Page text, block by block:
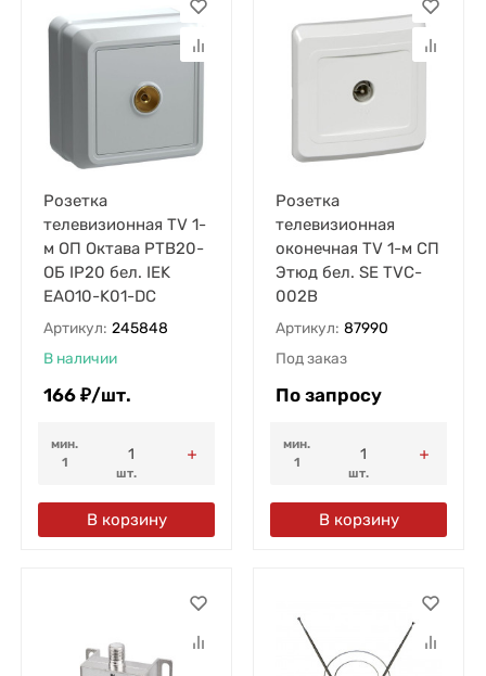
Розетка
телевизионная TV 1-
м ОП Октава РТВ20-
ОБ IP20 бел. IEK
EAO10-K01-DC
Артикул: 245848
В наличии
166 ₽/шт.
мин.
1
шт.
В корзину
Розетка
телевизионная
оконечная TV 1-м СП
Этюд бел. SE TVC-
002B
Артикул: 87990
Под заказ
По запросу
мин.
1
шт.
В корзину